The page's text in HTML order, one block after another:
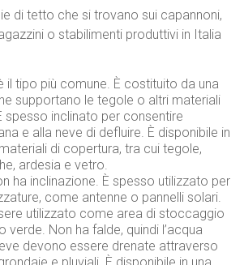
di tetto che si trovano sui capannoni,
o stabilimenti produttivi in Italia
il tipo più comune. È costituito da una
supportano le tegole o altri materiali
spesso inclinato per consentire
e alla neve di defluire. È disponibile in
di copertura, tra cui tegole,
ardesia e vetro.
ha inclinazione. È spesso utilizzato per
come antenne o pannelli solari.
utilizzato come area di stoccaggio
verde. Non ha falde, quindi l’acqua
devono essere drenate attraverso